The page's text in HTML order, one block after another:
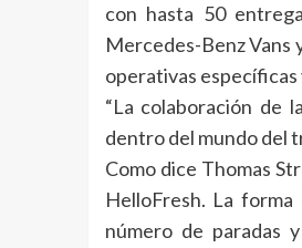
con hasta 50
Mercedes-Benz Vans
operativas específicas
“La colaboración de
dentro del mundo del
Como dice Thomas
HelloFresh. La
número de paradas